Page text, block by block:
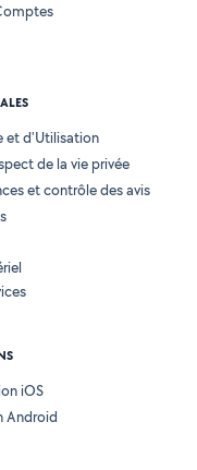
et d'Utilisation
de la vie privée
et contrôle des avis
iOS
Android